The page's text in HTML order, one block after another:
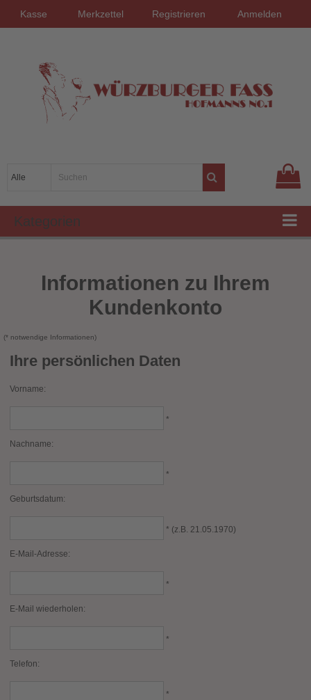
Kasse Merkzettel Registrieren Anmelden
Kategorien
Informationen zu Ihrem
Kundenkonto
(* notwendige Informationen)
Ihre persönlichen Daten
Vorname:
*
Nachname:
*
Geburtsdatum:
* (z.B. 21.05.1970)
E-Mail-Adresse:
*
E-Mail wiederholen:
*
Telefon:
*